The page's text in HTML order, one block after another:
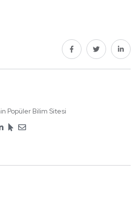
Popüler Bilim Sitesi